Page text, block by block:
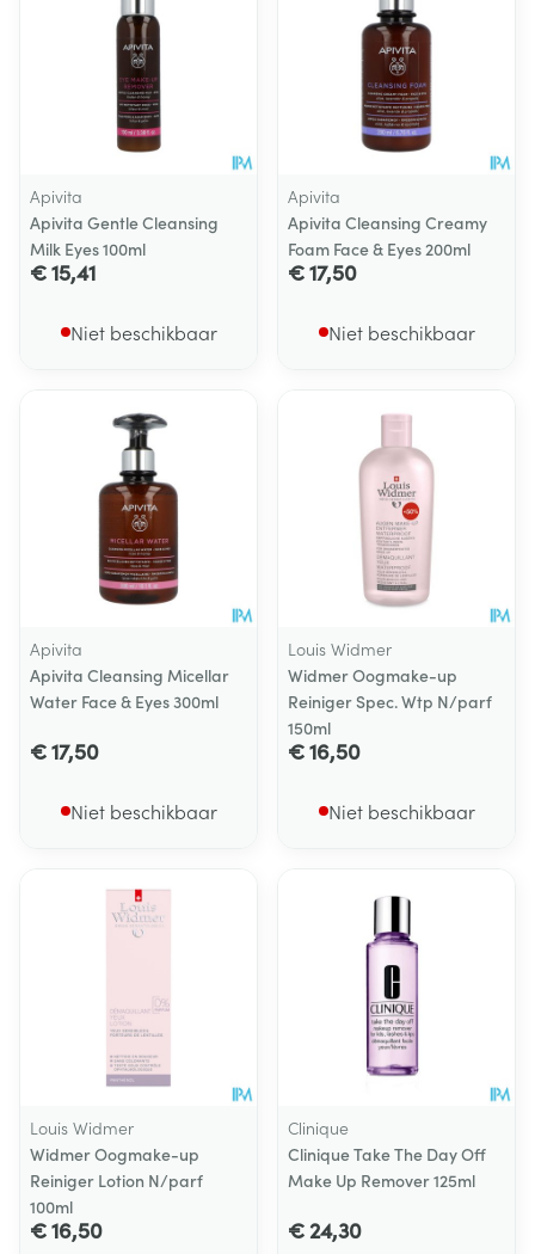
Apivita
Apivita Gentle Cleansing
Milk Eyes 100ml
€ 15,41
Niet beschikbaar
Apivita
Apivita Cleansing Creamy
Foam Face & Eyes 200ml
€ 17,50
Niet beschikbaar
Apivita
Apivita Cleansing Micellar
Water Face & Eyes 300ml
€ 17,50
Niet beschikbaar
Louis Widmer
Widmer Oogmake-up
Reiniger Spec. Wtp N/parf
150ml
€ 16,50
Niet beschikbaar
Louis Widmer
Widmer Oogmake-up
Reiniger Lotion N/parf
100ml
€ 16,50
Clinique
Clinique Take The Day Off
Make Up Remover 125ml
€ 24,30